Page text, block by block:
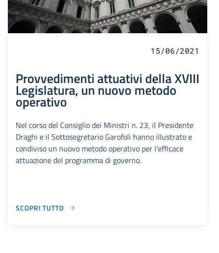
15/06/2021
Provvedimenti attuativi della XVIII
Legislatura, un nuovo metodo
operativo
Nel corso del Consiglio dei Ministri n. 23, il Presidente
Draghi e il Sottosegretario Garofoli hanno illustrato e
condiviso un nuovo metodo operativo per l’efficace
attuazione del programma di governo.
SCOPRI TUTTO